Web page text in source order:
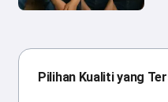
Pilihan Kualiti yang